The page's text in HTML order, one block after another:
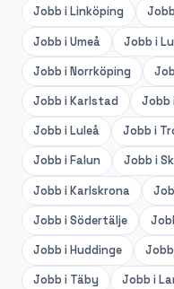
Jobb iLinköping
Jobb iUmeå Jobb i
Jobb iNorrköping
Jobb iKarlstad Jobb
Jobb iLuleå Jobb i
Jobb iFalun Jobb i
Jobb iKarlskrona
Jobb iSödertälje
Jobb iHuddinge
Jobb i Täby Jobb i